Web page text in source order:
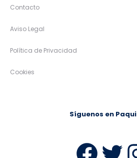
Contacto
Aviso Legal
Política de Privacidad
Cookies
Síguenos en